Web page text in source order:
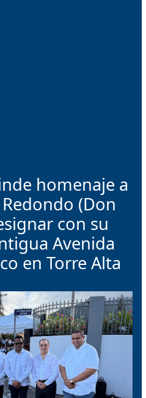
homenaje a
Redondo (Don
con su
Avenida
en Torre Alta